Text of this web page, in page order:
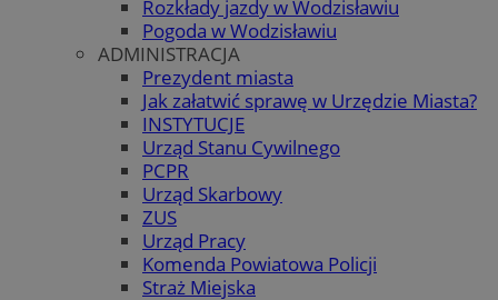
Rozkłady jazdy w Wodzisławiu
Pogoda w Wodzisławiu
ADMINISTRACJA
Prezydent miasta
Jak załatwić sprawę w Urzędzie Miasta?
INSTYTUCJE
Urząd Stanu Cywilnego
PCPR
Urząd Skarbowy
ZUS
Urząd Pracy
Komenda Powiatowa Policji
Straż Miejska